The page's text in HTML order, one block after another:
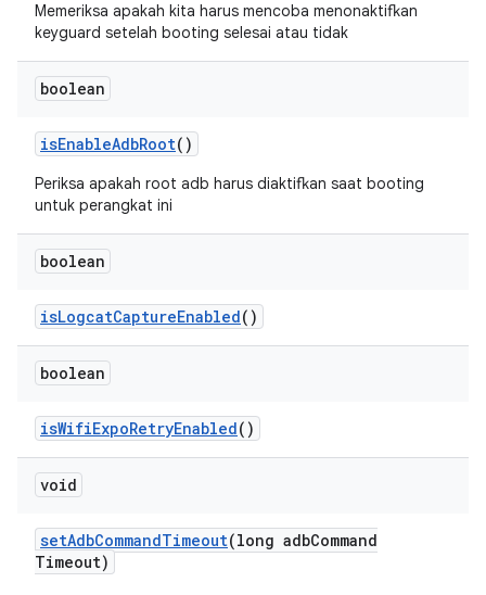
Memeriksa apakah kita harus mencoba menonaktifkan
keyguard setelah booting selesai atau tidak
boolean
isEnableAdbRoot()
Periksa apakah root adb harus diaktifkan saat booting
untuk perangkat ini
boolean
isLogcatCaptureEnabled()
boolean
isWifiExpoRetryEnabled()
void
setAdbCommandTimeout(long adbCommand
Timeout)